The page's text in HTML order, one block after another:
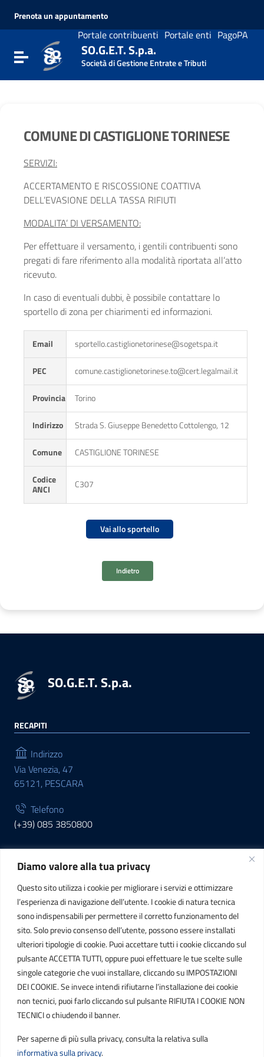
Diamo valore alla tua privacy
Questo sito utilizza i cookie per migliorare i servizi e ottimizzare
l’esperienza di navigazione dell’utente. I cookie di natura tecnica
sono indispensabili per permettere il corretto funzionamento del
sito. Solo previo consenso dell’utente, possono essere installati
ulteriori tipologie di cookie. Puoi accettare tutti i cookie cliccando sul
pulsante ACCETTA TUTTI, oppure puoi effettuare le tue scelte sulle
singole categorie che vuoi installare, cliccando su IMPOSTAZIONI
DEI COOKIE. Se invece intendi rifiutarne l’installazione dei cookie
non tecnici, puoi farlo cliccando sul pulsante RIFIUTA I COOKIE NON
TECNICI o chiudendo il banner.
Per saperne di più sulla privacy, consulta la relativa sulla
informativa sulla privacy.
Vai al menu di navigazione
Prenota un appuntamento
Portale contribuenti Portale enti PagoPA
Attiva / disattiva la navigazione
SO.G.E.T. S.p.a.
Società di Gestione Entrate e Tributi
COMUNE DI CASTIGLIONE TORINESE
SERVIZI:
ACCERTAMENTO E RISCOSSIONE COATTIVA
DELL’EVASIONE DELLA TASSA RIFIUTI
MODALITA’ DI VERSAMENTO:
Per effettuare il versamento, i gentili contribuenti sono
pregati di fare riferimento alla modalità riportata all’atto
ricevuto.
In caso di eventuali dubbi, è possibile contattare lo
sportello di zona per chiarimenti ed informazioni.
Email sportello.castiglionetorinese@sogetspa.it
PEC comune.castiglionetorinese.to@cert.legalmail.it
Provincia Torino
Indirizzo Strada S. Giuseppe Benedetto Cottolengo, 12
Comune CASTIGLIONE TORINESE
Codice
ANCI C307
Vai allo sportello
Indietro
SO.G.E.T. S.p.a.
RECAPITI
Indirizzo
Via Venezia, 47
65121, PESCARA
Telefono
(+39) 085 3850800
INFORMAZIONI
C.F. / P.IVA
IT01807790686
POSTA ELETTRONICA
PEC
protocollo.sogetspa@pec.it
contribuenti@sogetspa.it